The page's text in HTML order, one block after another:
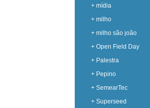
+ mídia
+ milho
+ milho são joão
+ Open Field Day
+ Palestra
+ Pepino
+ SemearTec
+ Superseed